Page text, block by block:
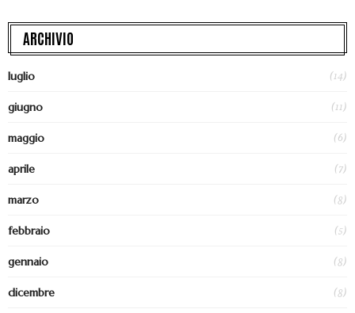
ARCHIVIO
luglio (14)
giugno (11)
maggio (6)
aprile (7)
marzo (8)
febbraio (5)
gennaio (8)
dicembre (8)